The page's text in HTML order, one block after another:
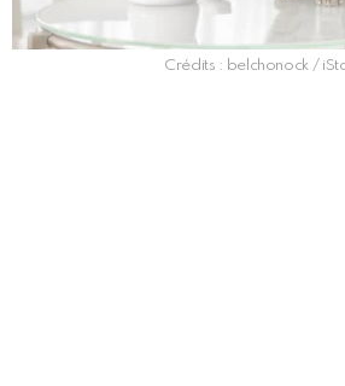
Crédits : belchonock /